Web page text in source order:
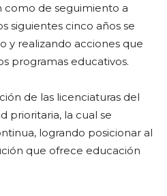
de seguimiento a
siguientes cinco años se
y realizando acciones que
programas educativos.
de las licenciaturas del
prioritaria, la cual se
logrando posicionar al
que ofrece educación